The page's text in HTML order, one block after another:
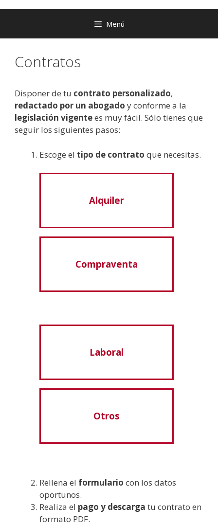
Menú
Contratos
Disponer de tu contrato personalizado,
redactado por un abogado y conforme a la
legislación vigentees muy fácil. Sólo tienes que
seguir los siguientes pasos:
Escoge el tipo de contrato que necesitas.
Alquiler
Compraventa
Laboral
Otros
Rellena el formulario con los datos
oportunos.
Realiza el pago y descarga tu contrato en
formato PDF.